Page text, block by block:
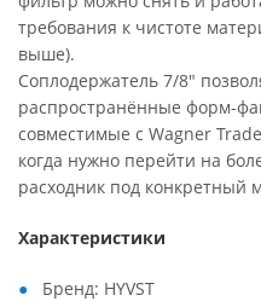
требования к чистоте
выше).
Соплодержатель 7/8"
распространённые форм-
совместимые с Wagner
когда нужно перейти на
расходник под конкретный
Характеристики
Бренд: HYVST